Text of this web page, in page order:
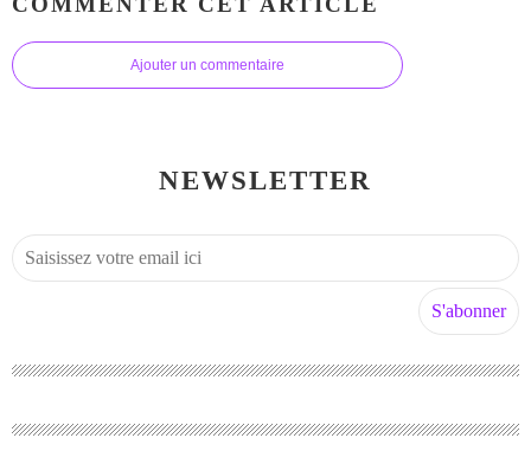
Ajouter un commentaire
NEWSLETTER